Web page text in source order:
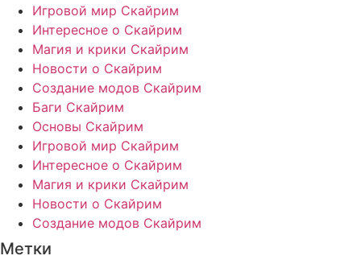
Игровой мир Скайрим
Интересное о Скайрим
Магия и крики Скайрим
Новости о Скайрим
Создание модов Скайрим
Баги Скайрим
Основы Скайрим
Игровой мир Скайрим
Интересное о Скайрим
Магия и крики Скайрим
Новости о Скайрим
Создание модов Скайрим
Метки